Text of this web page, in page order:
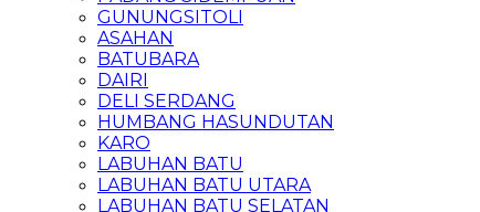
GUNUNGSITOLI
ASAHAN
BATUBARA
DAIRI
DELI SERDANG
HUMBANG HASUNDUTAN
KARO
LABUHAN BATU
LABUHAN BATU UTARA
LABUHAN BATU SELATAN